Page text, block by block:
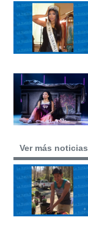
Ver más noticias